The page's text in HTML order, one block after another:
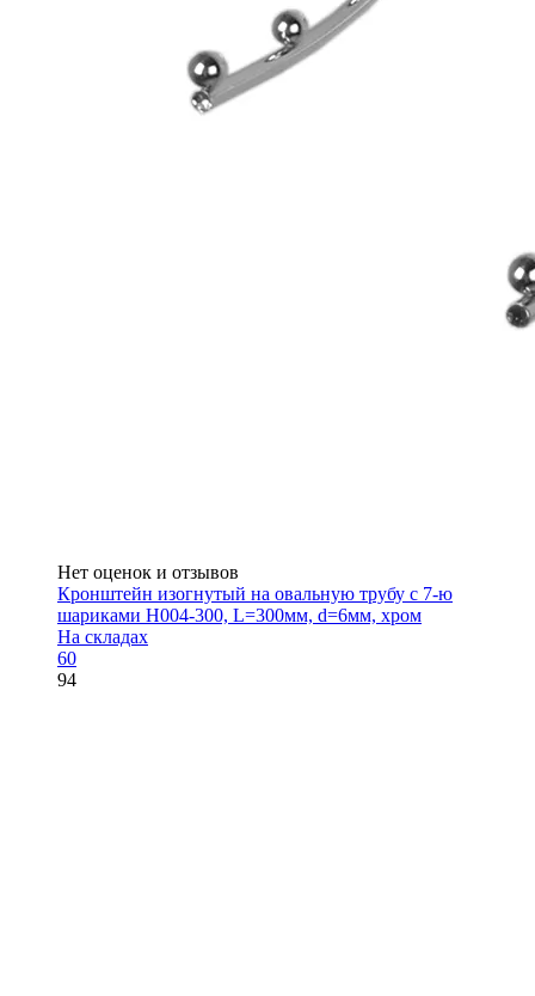
Нет оценок и отзывов
Кронштейн изогнутый на овальную трубу с 7-ю
шариками H004-300, L=300мм, d=6мм, хром
На складах
60
94